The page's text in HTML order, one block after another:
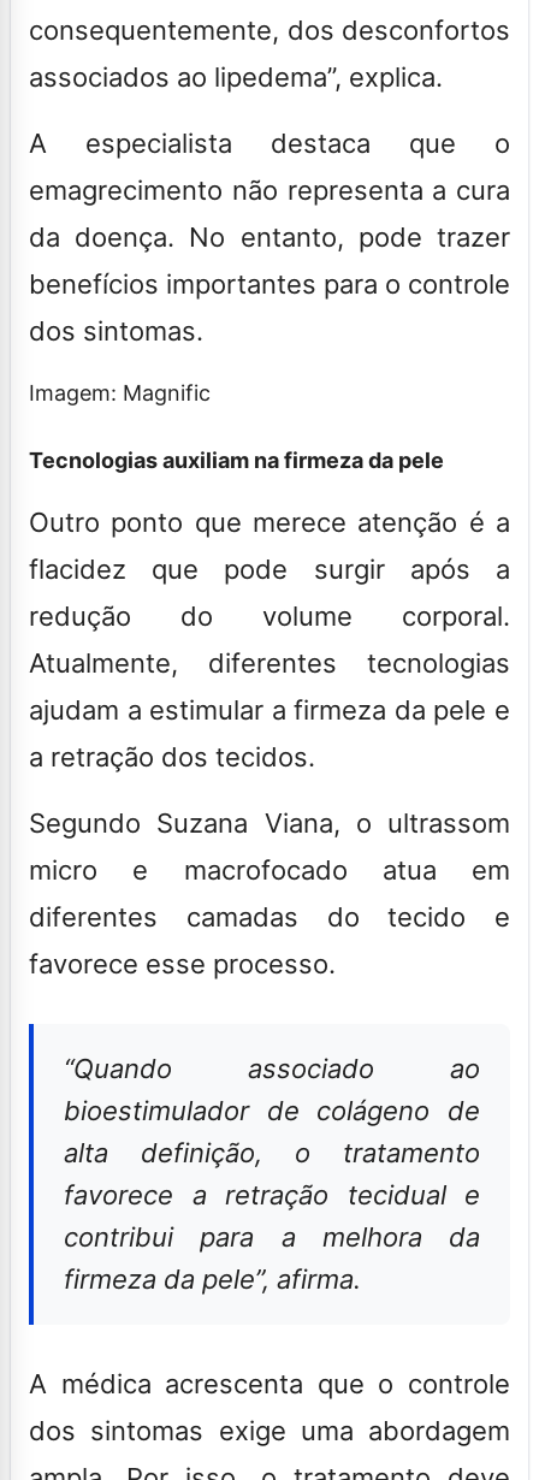
consequentemente, dos desconfortos
associados ao lipedema”, explica.
A especialista destaca que o
emagrecimento não representa a cura
da doença. No entanto, pode trazer
benefícios importantes para o controle
dos sintomas.
Imagem: Magnific
Tecnologias auxiliam na firmeza da pele
Outro ponto que merece atenção é a
flacidez que pode surgir após a
redução do volume corporal.
Atualmente, diferentes tecnologias
ajudam a estimular a firmeza da pele e
a retração dos tecidos.
Segundo Suzana Viana, o ultrassom
micro e macrofocado atua em
diferentes camadas do tecido e
favorece esse processo.
“Quando associado ao
bioestimulador de colágeno de
alta definição, o tratamento
favorece a retração tecidual e
contribui para a melhora da
firmeza da pele”, afirma.
A médica acrescenta que o controle
dos sintomas exige uma abordagem